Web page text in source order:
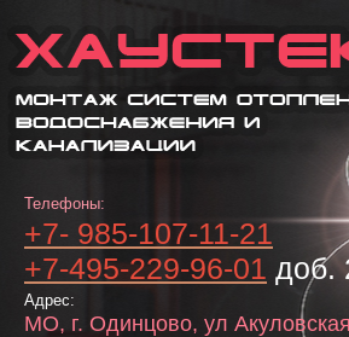
Телефоны:
+7- 985-107-11-21
+7-495-229-96-01 доб.
Адрес:
МО, г. Одинцово, ул